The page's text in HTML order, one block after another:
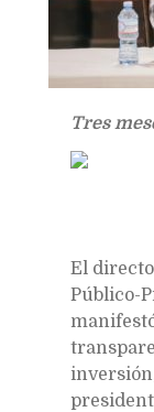
Tres
El
Público-